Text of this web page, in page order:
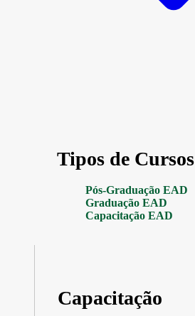
Tipos de Cursos
Pós-Graduação EAD
Graduação EAD
Capacitação EAD
Capacitação